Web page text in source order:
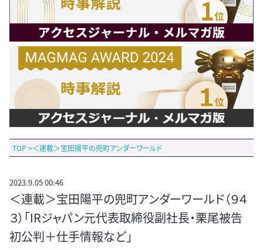
TOP >＜連載＞宝田陽平の兜町アンダーワールド
2023.9.05 00:46
＜連載＞宝田陽平の兜町アンダーワールド（９４
３）「IRジャパン元代表取締役副社長・栗尾被告
初公判＋仕手情報など」